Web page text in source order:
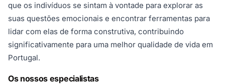
que os indivíduos se sintam à vontade para explorar as
suas questões emocionais e encontrar ferramentas para
lidar com elas de forma construtiva, contribuindo
significativamente para uma melhor qualidade de vida em
Portugal.
Os nossos especialistas